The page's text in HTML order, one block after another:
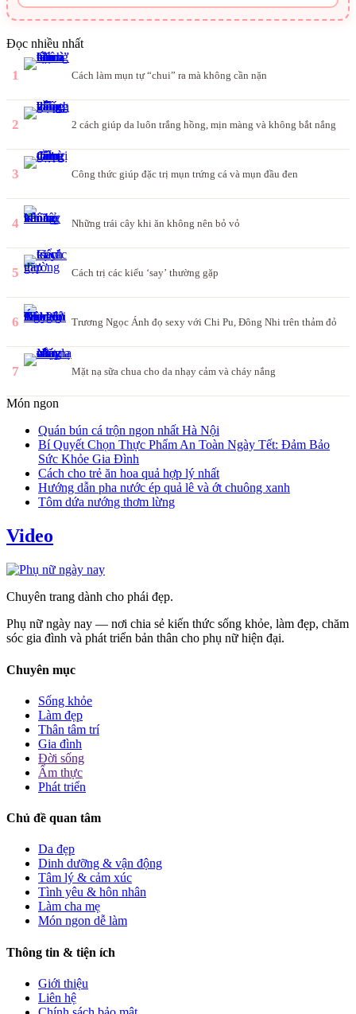
Đọc nhiều nhất
1 Cách làm mụn tự “chui” ra mà không cần nặn
2 2 cách giúp da luôn trắng hồng, mịn màng và không bắt nắng
3 Công thức giúp đặc trị mụn trứng cá và mụn đầu đen
4 Những trái cây khi ăn không nên bỏ vỏ
5 Cách trị các kiểu ‘say’ thường gặp
6 Trương Ngọc Ánh đọ sexy với Chi Pu, Đông Nhi trên thảm đỏ
7 Mặt nạ sữa chua cho da nhạy cảm và cháy nắng
Món ngon
Quán bún cá trộn ngon nhất Hà Nội
Bí Quyết Chọn Thực Phẩm An Toàn Ngày Tết: Đảm Bảo
Sức Khỏe Gia Đình
Cách cho trẻ ăn hoa quả hợp lý nhất
Hướng dẫn pha nước ép quả lê và ớt chuông xanh
Tôm dứa nướng thơm lừng
Video
Chuyên trang dành cho phái đẹp.
Phụ nữ ngày nay — nơi chia sẻ kiến thức sống khỏe, làm đẹp, chăm
sóc gia đình và phát triển bản thân cho phụ nữ hiện đại.
Chuyên mục
Sống khỏe
Làm đẹp
Thân tâm trí
Gia đình
Đời sống
Ẩm thực
Phát triển
Chủ đề quan tâm
Da đẹp
Dinh dưỡng & vận động
Tâm lý & cảm xúc
Tình yêu & hôn nhân
Làm cha mẹ
Món ngon dễ làm
Thông tin & tiện ích
Giới thiệu
Liên hệ